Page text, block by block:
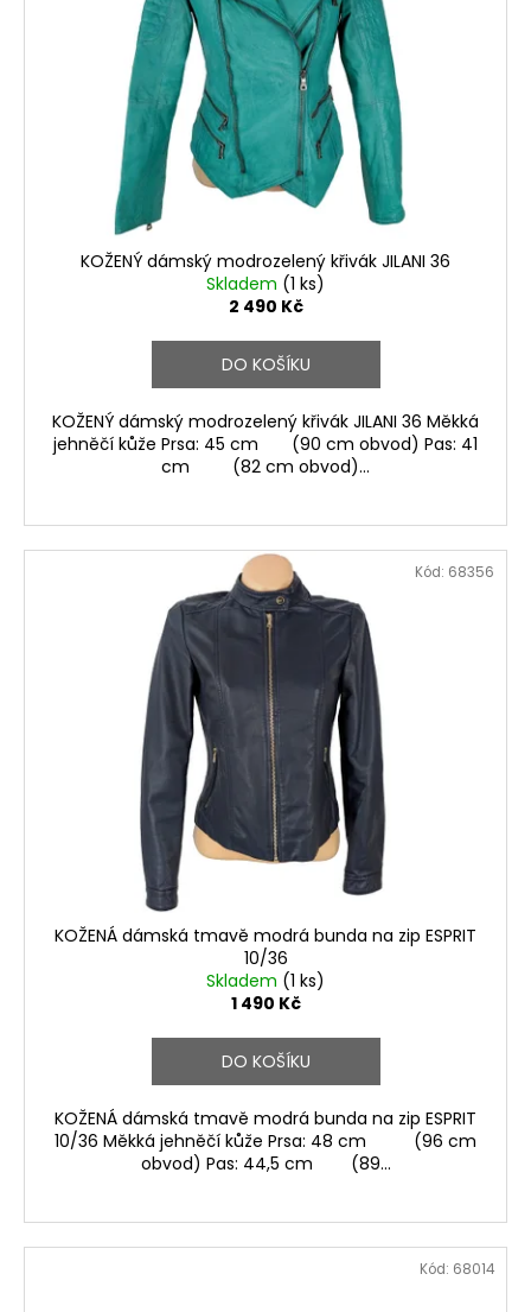
KOŽENÝ dámský modrozelený křivák JILANI 36
Skladem (1 ks)
2 490 Kč
DO KOŠÍKU
KOŽENÝ dámský modrozelený křivák JILANI 36 Měkká
jehněčí kůže Prsa: 45 cm (90 cm obvod) Pas: 41
cm (82 cm obvod)...
KOŽENÁ dámská tmavě modrá bunda na zip ESPRIT
10/36
Skladem (1 ks)
1 490 Kč
DO KOŠÍKU
KOŽENÁ dámská tmavě modrá bunda na zip ESPRIT
10/36 Měkká jehněčí kůže Prsa: 48 cm (96 cm
obvod) Pas: 44,5 cm (89...
Kód: 68356
Kód: 68014